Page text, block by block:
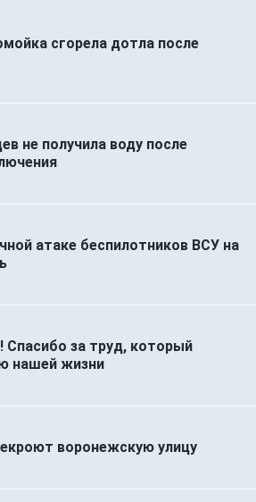
сгорела дотла после
не получила воду после
атаке беспилотников ВСУ на
Спасибо за труд, который
нашей жизни
воронежскую улицу